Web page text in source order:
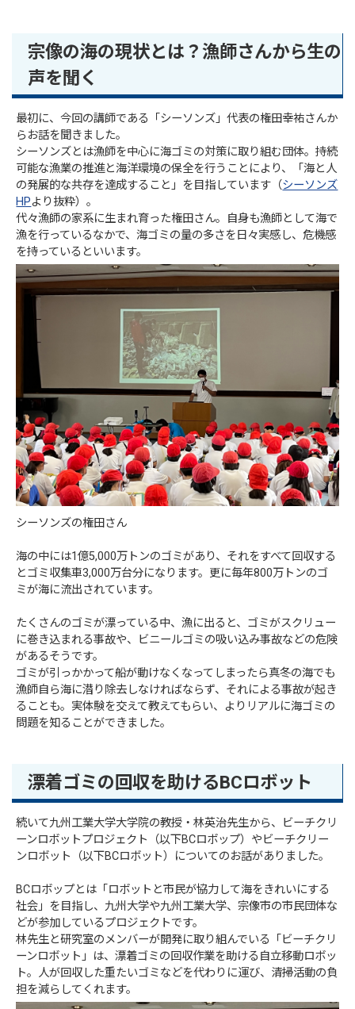
宗像の海の現状とは？漁師さんから生の
声を聞く
最初に、今回の講師である「シーソンズ」代表の権田幸祐さんか
らお話を聞きました。
シーソンズとは漁師を中心に海ゴミの対策に取り組む団体。持続
可能な漁業の推進と海洋環境の保全を行うことにより、「海と人
の発展的な共存を達成すること」を目指しています（シーソンズ
HPより抜粋）。
代々漁師の家系に生まれ育った権田さん。自身も漁師として海で
漁を行っているなかで、海ゴミの量の多さを日々実感し、危機感
を持っているといいます。
シーソンズの権田さん
海の中には1億5,000万トンのゴミがあり、それをすべて回収する
とゴミ収集車3,000万台分になります。更に毎年800万トンのゴ
ミが海に流出されています。
たくさんのゴミが漂っている中、漁に出ると、ゴミがスクリュー
に巻き込まれる事故や、ビニールゴミの吸い込み事故などの危険
があるそうです。
ゴミが引っかかって船が動けなくなってしまったら真冬の海でも
漁師自ら海に潜り除去しなければならず、それによる事故が起き
ることも。実体験を交えて教えてもらい、よりリアルに海ゴミの
問題を知ることができました。
漂着ゴミの回収を助けるBCロボット
続いて九州工業大学大学院の教授・林英治先生から、ビーチクリ
ーンロボットプロジェクト（以下BCロボップ）やビーチクリー
ンロボット（以下BCロボット）についてのお話がありました。
BCロボップとは「ロボットと市民が協力して海をきれいにする
社会」を目指し、九州大学や九州工業大学、宗像市の市民団体な
どが参加しているプロジェクトです。
林先生と研究室のメンバーが開発に取り組んでいる「ビーチクリ
ーンロボット」は、漂着ゴミの回収作業を助ける自立移動ロボッ
ト。人が回収した重たいゴミなどを代わりに運び、清掃活動の負
担を減らしてくれます。